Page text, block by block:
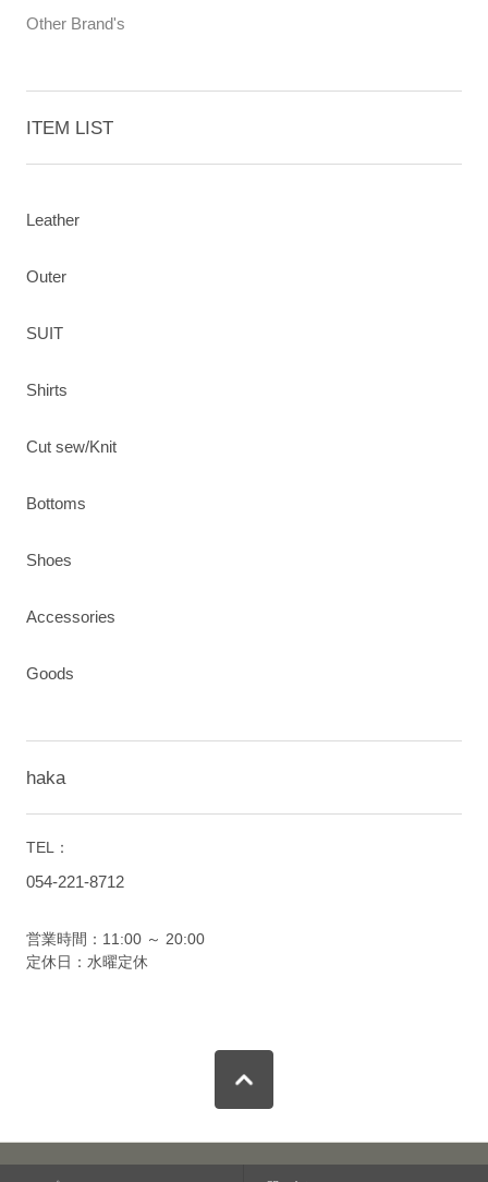
Other Brand's
ITEM LIST
Leather
Outer
SUIT
Shirts
Cut sew/Knit
Bottoms
Shoes
Accessories
Goods
haka
TEL：
054-221-8712
営業時間：11:00 ～ 20:00
定休日：水曜定休